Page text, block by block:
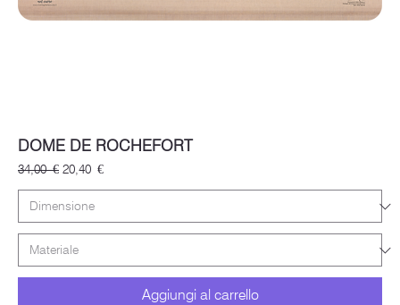
DOME DE ROCHEFORT
Prezzo regolare
34,00 € Prezzo scontato
20,40 €
Aggiungi al carrello